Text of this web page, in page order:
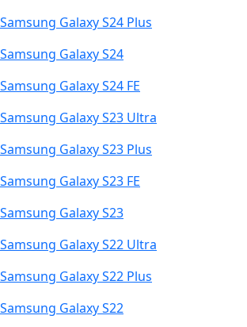
Samsung Galaxy S24 Plus
Samsung Galaxy S24
Samsung Galaxy S24 FE
Samsung Galaxy S23 Ultra
Samsung Galaxy S23 Plus
Samsung Galaxy S23 FE
Samsung Galaxy S23
Samsung Galaxy S22 Ultra
Samsung Galaxy S22 Plus
Samsung Galaxy S22